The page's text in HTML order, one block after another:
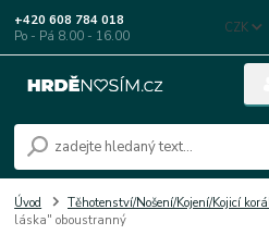
CZK
+420 608 784 018
Po - Pá 8.00 - 16.00
Úvod Těhotenství/Nošení/Kojení/Kojicí
láska" oboustranný